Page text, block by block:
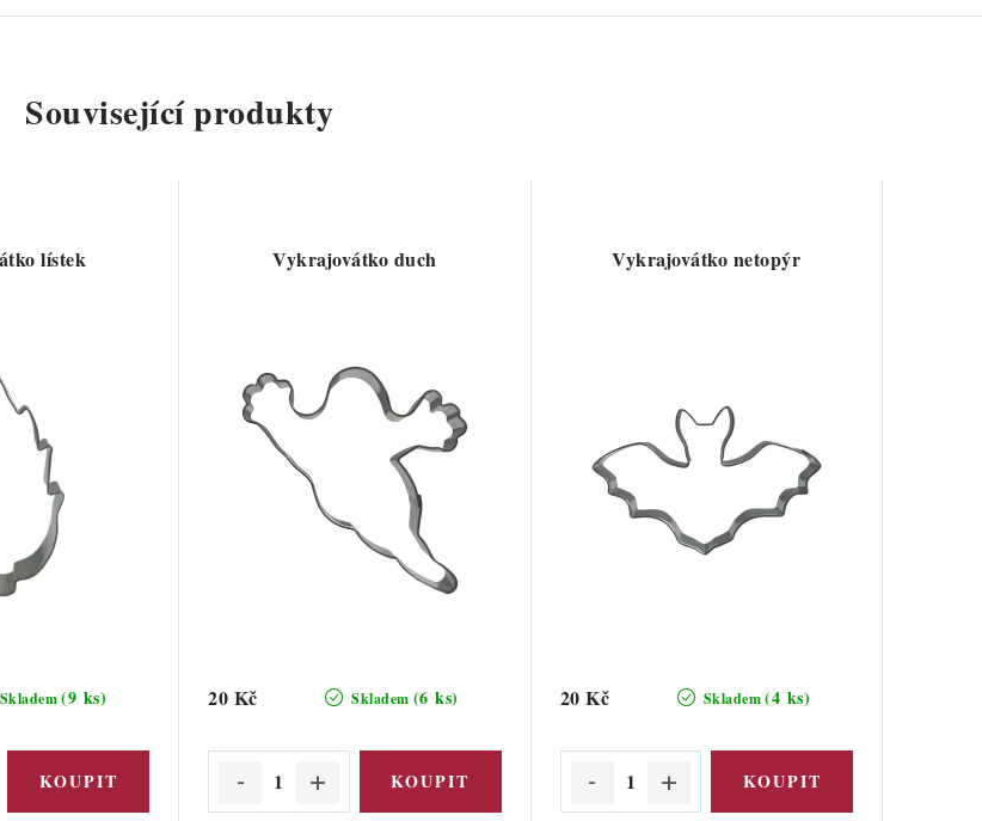
Související produkty
lístek
Skladem(9 ks)
Vykrajovátko duch
Skladem (6 ks)
20 Kč
Vykrajovátko netopýr
Skladem(4 ks)
20 Kč